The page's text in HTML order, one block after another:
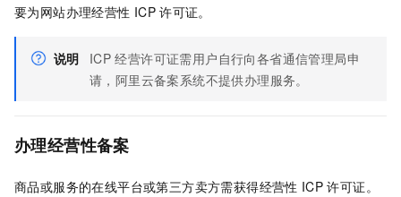
要为网站办理经营性 ICP 许可证。
说明 ICP 经营许可证需用户自行向各省通信管理局申
请，阿里云备案系统不提供办理服务。
办理经营性备案
商品或服务的在线平台或第三方卖方需获得经营性 ICP 许可证。